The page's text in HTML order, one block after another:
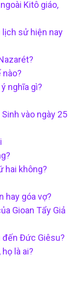
Kitô giáo,
lịch sử hiện nay
nghĩa gì?
vào ngày 25
hai không?
hay góa vợ?
Gioan Tẩy Giả
đến Đức Giêsu?
là ai?